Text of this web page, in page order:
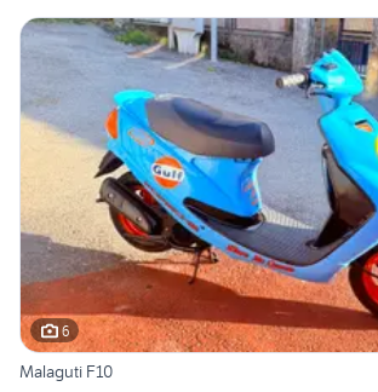
6
Malaguti F10